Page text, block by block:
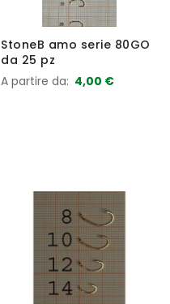
StoneB amo serie 80GO
da 25 pz
A partire da 4,00 €